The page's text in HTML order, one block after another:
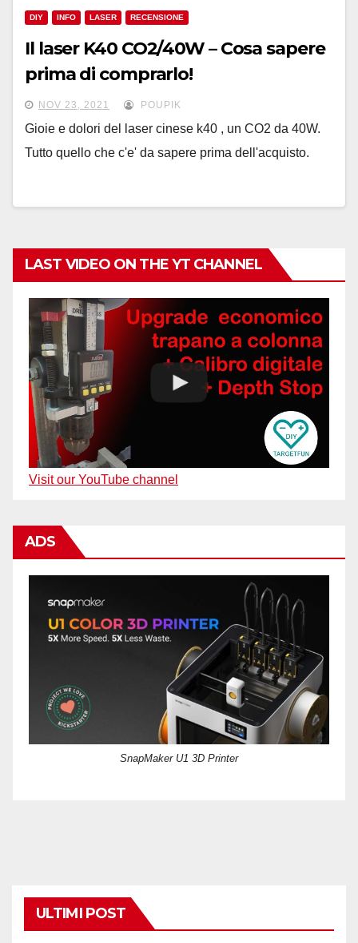
DIY INFO LASER RECENSIONE
Il laser K40 CO2/40W – Cosa sapere
prima di comprarlo!
NOV 23, 2021 POUPIK
Gioie e dolori del laser cinese k40 , un CO2 da 40W.
Tutto quello che c'e' da sapere prima dell'acquisto.
LAST VIDEO ON THE YT CHANNEL
Visit our YouTube channel
ADS
SnapMaker U1 3D Printer
ULTIMI POST